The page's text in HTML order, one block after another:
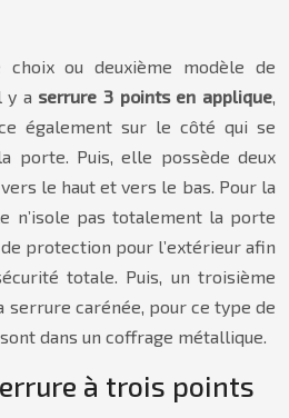
choix ou deuxième modèle de
y a serrure 3 points en applique,
également sur le côté qui se
porte. Puis, elle possède deux
le haut et vers le bas. Pour la
n’isole pas totalement la porte
protection pour l’extérieur afin
totale. Puis, un troisième
serrure carénée, pour ce type de
dans un coffrage métallique.
à trois points